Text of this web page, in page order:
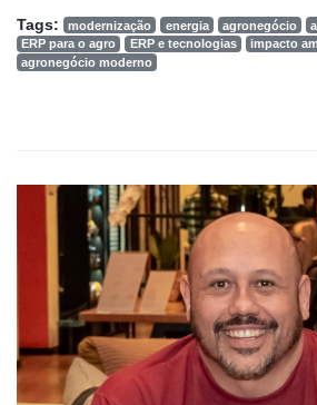
Tags: modernização energia agronegócio
ERP para o agro
ERP e tecnologias
impacto
agronegócio moderno